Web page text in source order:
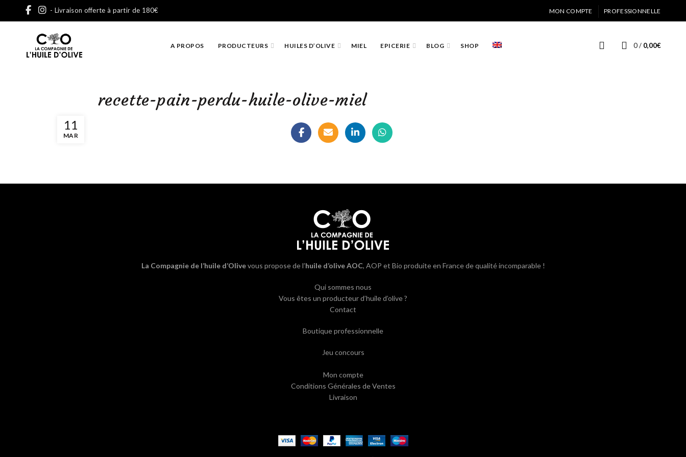
- Livraison offerte à partir de 180€ MON COMPTE PROFESSIONNELLE
A PROPOS PRODUCTEURS HUILES D’OLIVE MIEL EPICERIE BLOG SHOP 0 / 0,00€
11
MAR
recette-pain-perdu-huile-olive-miel
La Compagnie de l’huile d’Olivevous propose de l’huile d’olive AOC, AOP et Bio produite en France de qualité incomparable !
Qui sommes nous
Vous êtes un producteur d’huile d’olive ?
Contact
Boutique professionnelle
Jeu concours
Mon compte
Conditions Générales de Ventes
Livraison